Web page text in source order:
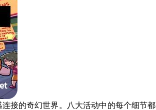
接的奇幻世界。八大活动中的每个细节都